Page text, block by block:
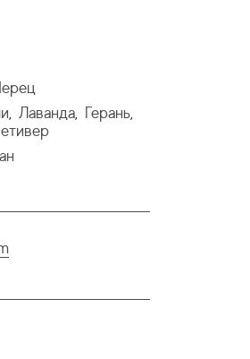
, Лаванда, Герань,